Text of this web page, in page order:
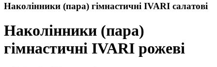
Наколінники (пара) гімнастичні IVARI салатові
Наколінники (пара)
гімнастичні IVARI рожеві